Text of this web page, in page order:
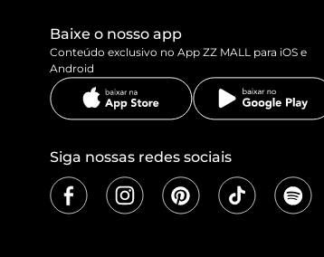
Baixe o nosso app
Conteúdo exclusivo no App ZZ MALL para iOS e
Android
Siga nossas redes sociais